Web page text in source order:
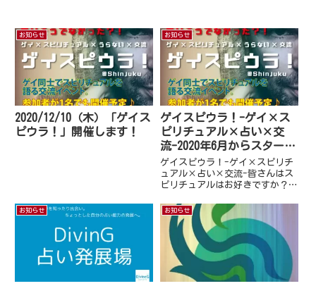
お知らせ
2020/12/10（木）「ゲイス
ピウラ！」開催します！
お知らせ
ゲイスピウラ！-ゲイ×ス
ピリチュアル×占い×交
流-2020年6月からスタート
♪
ゲイスピウラ！-ゲイ×スピリチ
ュアル×占い×交流-皆さんはス
ピリチュアルはお好きですか？そ
スピリチュアルトーク＆占いトー
クを交わし合いましょうという会
を企画しました！あんまりスピリ
チュアルの事、占いのことをま
わ...
お知らせ お知らせ